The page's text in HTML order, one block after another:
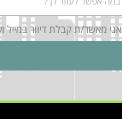
אני מאשר/ת קבלת דיוור